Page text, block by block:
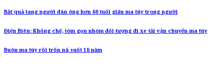
Bắt quả tang người đàn ông hơn 60 tuổi giấu ma túy trong người
Điện Biên: Khống chế, tóm gọn nhóm đối tượng đi xe tải vận chuyển ma túy
Buôn ma túy rồi trốn nã suốt 18 năm